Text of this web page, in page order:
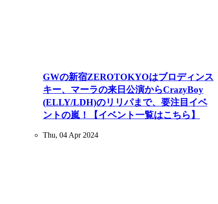
GWの新宿ZEROTOKYOはブロディンス
キー、マーラの来日公演からCrazyBoy
(ELLY/LDH)のリリパまで、要注目イベ
ントの嵐！【イベント一覧はこちら】
Thu, 04 Apr 2024